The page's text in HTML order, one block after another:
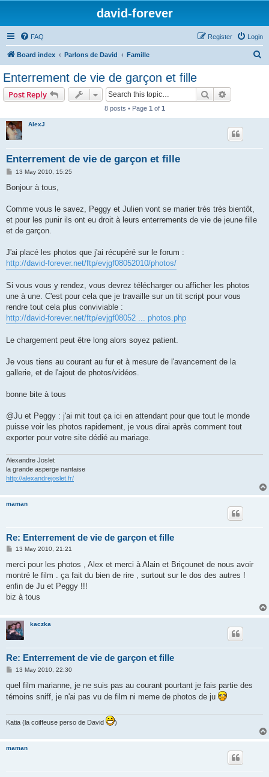
david-forever
FAQ Login
Register
Board index Parlons de David Famille
Enterrement de vie de garçon et fille
Post Reply Search
8 posts • Page 1 of 1
AlexJ
Enterrement de vie de garçon et fille
P
s
13 May 2010, 15:25
Bonjour à tous,
Comme vous le savez, Peggy et Julien vont se marier très très bientôt,
et pour les punir ils ont eu droit à leurs enterrements de vie de jeune fille
et de garçon.
J'ai placé les photos que j'ai récupéré sur le forum :
http://david-forever.net/ftp/evjgf08052010/photos/
Si vous vous y rendez, vous devrez télécharger ou afficher les photos
une à une. C'est pour cela que je travaille sur un tit script pour vous
rendre tout cela plus conviviable :
http://david-forever.net/ftp/evjgf08052 ... photos.php
Le chargement peut être long alors soyez patient.
Je vous tiens au courant au fur et à mesure de l'avancement de la
gallerie, et de l'ajout de photos/vidéos.
bonne bite à tous
@Ju et Peggy : j'ai mit tout ça ici en attendant pour que tout le monde
puisse voir les photos rapidement, je vous dirai après comment tout
exporter pour votre site dédié au mariage.
Alexandre Joslet
la grande asperge nantaise
http://alexandrejoslet.fr/
maman
Re: Enterrement de vie de garçon et fille
P
s
13 May 2010, 21:21
merci pour les photos , Alex et merci à Alain et Briçounet de nous avoir
montré le film . ça fait du bien de rire , surtout sur le dos des autres !
enfin de Ju et Peggy !!!
biz à tous
kaczka
Re: Enterrement de vie de garçon et fille
P
s
13 May 2010, 22:30
quel film marianne, je ne suis pas au courant pourtant je fais partie des
témoins sniff, je n'ai pas vu de film ni meme de photos de ju
Katia (la coiffeuse perso de David )
maman